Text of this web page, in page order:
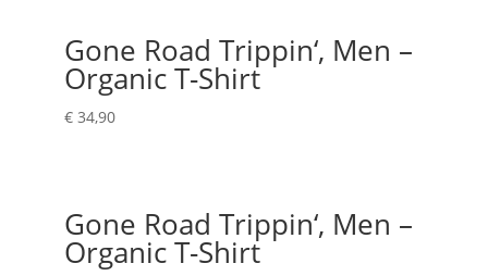
Gone Road Trippin‘, Men –
Organic T-Shirt
€34,90
Gone Road Trippin‘, Men –
Organic T-Shirt